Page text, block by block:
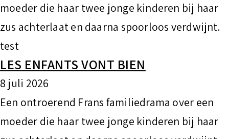
moeder die haar twee jonge kinderen bij haar
zus achterlaat en daarna spoorloos verdwijnt.
test
LES ENFANTS VONT BIEN
8 juli 2026
Een ontroerend Frans familiedrama over een
moeder die haar twee jonge kinderen bij haar